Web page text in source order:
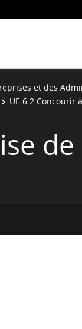
et des
UE 6.2 Concourir